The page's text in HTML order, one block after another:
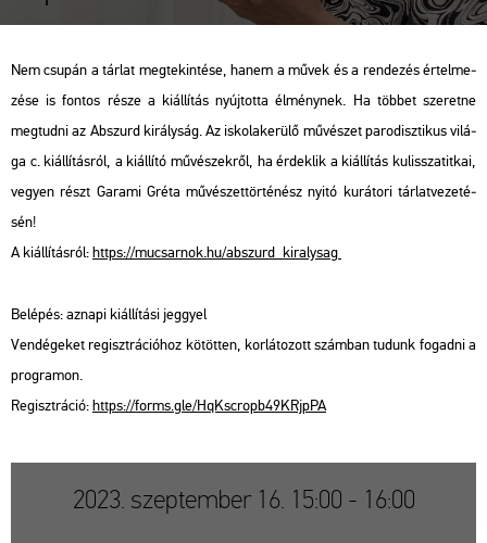
Nem csu­pán a tár­lat meg­te­kin­té­se, hanem a művek és a ren­de­zés ér­tel­me­
zé­se is fon­tos része a ki­ál­lí­tás nyúj­tot­ta él­mény­nek. Ha töb­bet sze­ret­ne
meg­tud­ni az Ab­szurd ki­rály­ság. Az is­ko­la­ke­rü­lő mű­vé­szet pa­ro­disz­ti­kus vi­lá­
ga c. ki­ál­lí­tás­ról, a ki­ál­lí­tó mű­vé­szek­ről, ha ér­dek­lik a ki­ál­lí­tás ku­lissza­tit­kai,
ve­gyen részt Ga­ra­mi Gréta mű­vé­szet­tör­té­nész nyitó ku­rá­to­ri tár­lat­ve­ze­té­
sén!
A ki­ál­lí­tás­ról:https://​mu­csar­nok.​hu/​ab­szurd_​ki­raly­sag
Be­lé­pés: az­na­pi ki­ál­lí­tá­si jeggyel
Ven­dé­ge­ket re­giszt­rá­ci­ó­hoz kö­töt­ten, kor­lá­to­zott szám­ban tu­dunk fo­gad­ni a
prog­ra­mon.
Re­giszt­rá­ció:https://​forms.​gle/​HqK​scro​pb49​KRjp​PA
2023. szeptember 16. 15:00 - 16:00